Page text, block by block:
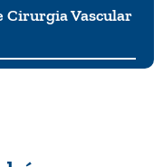
Cirurgia Vascular